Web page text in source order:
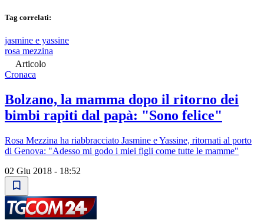
Tag correlati:
jasmine e yassine
rosa mezzina
Articolo
Cronaca
Bolzano, la mamma dopo il ritorno dei
bimbi rapiti dal papà: "Sono felice"
Rosa Mezzina ha riabbracciato Jasmine e Yassine, ritornati al porto
di Genova: "Adesso mi godo i miei figli come tutte le mamme"
02 Giu 2018 - 18:52